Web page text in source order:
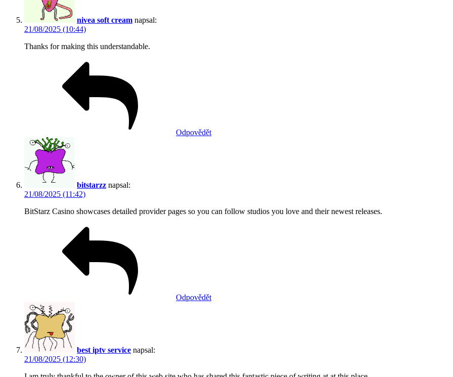
nivea soft cream napsal:
21/08/2025 (10:44)
Thanks for making this understandable.
Odpovědět
bitstarzz napsal:
21/08/2025 (11:42)
BitStarz Casino showcases detailed provider pages so you can follow studios you love and their newest releases.
Odpovědět
best iptv service napsal:
21/08/2025 (12:30)